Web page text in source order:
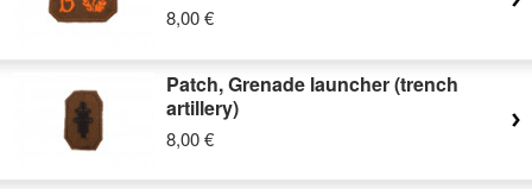
8,00 €
Patch, Grenade launcher (trench
artillery)
8,00 €